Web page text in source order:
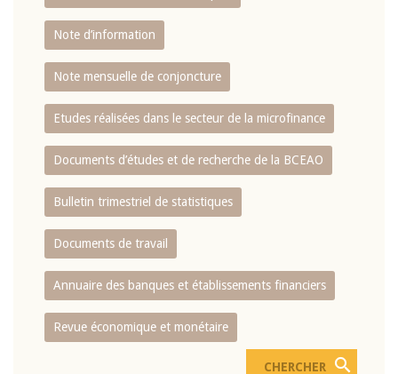
Note d’information
Note mensuelle de conjoncture
Etudes réalisées dans le secteur de la microfinance
Documents d’études et de recherche de la BCEAO
Bulletin trimestriel de statistiques
Documents de travail
Annuaire des banques et établissements financiers
Revue économique et monétaire